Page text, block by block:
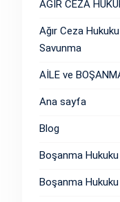
AĞIR CEZA
Ağır Ceza
Savunma
AİLE ve
Ana sayfa
Blog
Boşanma Hukuku
Boşanma Hukuku